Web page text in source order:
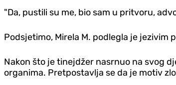
"Da, pustili su me, bio sam u pritvoru,
Podsjetimo, Mirela M. podlegla je jezivim
Nakon što je tinejdžer nasrnuo na svog
organima. Pretpostavlja se da je motiv